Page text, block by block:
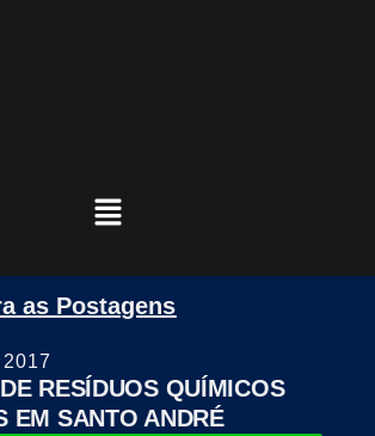
as Postagens
RESÍDUOS QUÍMICOS
EM SANTO ANDRÉ